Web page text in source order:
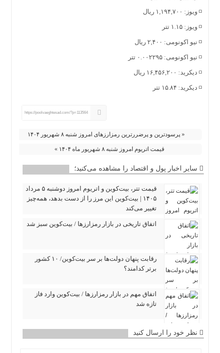
◽️ ویوز: ۱,۱۹۴,۷۰۰ ریال
◽️ ویوز: ۱.۱۵ تتر
◽️ نیو اکونومی: ۲,۴۰۰ ریال
◽️ نیو اکونومی: ۰.۰۰۲۲۹۵ تتر
◽️ دیکرید: ۱۶,۴۵۶,۲۰۰ ریال
◽️ دیکرید: ۱۵.۸۴ تتر
https://poolvaeghtesad.com/?p=113564
« پرسودترین و پرضررترین رمزارزهای امروز شنبه ۸ شهریور ۱۴۰۴
قیمت اتریوم امروز شنبه ۸ شهریور ماه ۱۴۰۴ »
سایر اخبار پول و اقتصاد را مشاهده می‌کنید؛
قیمت تتر، بیت‌کوین و اتریوم امروز دوشنبه ۵ مرداد
۱۴۰۵ | بیت‌کوین این مرز را از دست بدهد، همه‌چیز
تغییر می‌کند
اتفاق تاریخی در بازار رمزارزها / بیت‌کوین سبز شد
رقابت پنهان دولت‌ها بر سر بیت‌کوین/ ۱۰ کشور
برتر کدامند؟
اتفاق مهم در بازار رمزارزها / بیت‌کوین وارد فاز
تازه شد
نظر خود را ارسال کنید